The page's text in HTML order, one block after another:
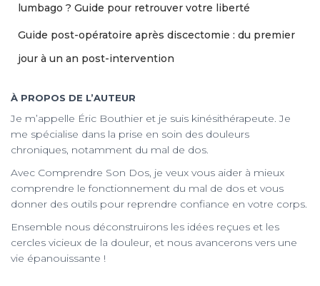
lumbago ? Guide pour retrouver votre liberté
Guide post-opératoire après discectomie : du premier
jour à un an post-intervention
À PROPOS DE L’AUTEUR
Je m’appelle Éric Bouthier et je suis kinésithérapeute. Je
me spécialise dans la prise en soin des douleurs
chroniques, notamment du mal de dos.
Avec Comprendre Son Dos, je veux vous aider à mieux
comprendre le fonctionnement du mal de dos et vous
donner des outils pour reprendre confiance en votre corps.
Ensemble nous déconstruirons les idées reçues et les
cercles vicieux de la douleur, et nous avancerons vers une
vie épanouissante !